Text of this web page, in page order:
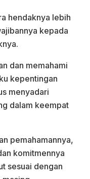
hendaknya lebih
kepada
dan memahami
kepentingan
menyadari
dalam keempat
pemahamannya,
komitmennya
sesuai dengan